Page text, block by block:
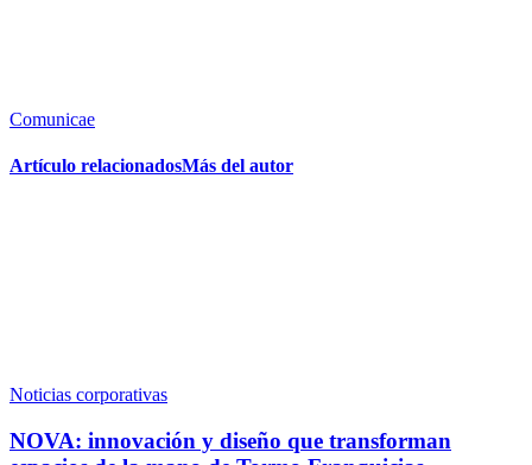
Comunicae
Artículo relacionadosMás del autor
Noticias corporativas
NOVA: innovación y diseño que transforman